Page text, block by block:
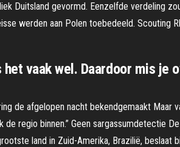
Duitsland gevormd. Eenzelfde verdeling
werden aan Polen toebedeeld. Scouting
vaak wel. Daardoor mis je
de afgelopen nacht bekendgemaakt Maar
regio binnen.” Geen sargassumdetectie De
land in Zuid-Amerika, Brazilië, beslaat